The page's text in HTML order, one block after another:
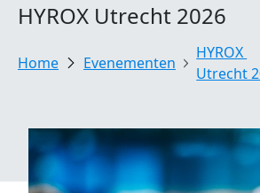
HYROX Utrecht 2026
Evenementen
HYROX
Utrecht